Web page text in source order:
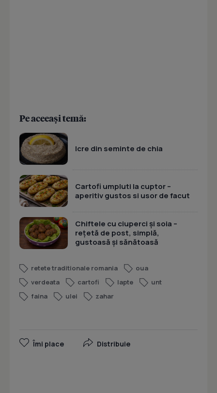
Pe aceeași temă:
Icre din seminte de chia
Cartofi umpluti la cuptor –
aperitiv gustos si usor de facut
Chiftele cu ciuperci și soia –
rețetă de post, simplă,
gustoasă și sănătoasă
retete traditionale romania
oua
verdeata
cartofi lapte
unt
faina
ulei zahar
Îmi place Distribuie